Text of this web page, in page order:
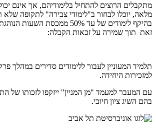
מתקבלים הרוצים להתחיל בלימודיהם, אך אינם
מלאה, יוכלו לבחור ב"לימודי צבירה" לתקופה
בהיקף לימודים של עד 50% ממכסת
זאת תוך שמירה על זכאות הקבלה:
תלמיד המעוניין לעבור ללימודים סדירים במהלך
למזכירות היחידה.
עם המעבר למעמד "מן המניין" ייזקפו לזכותו של
בהם השיג ציון חיובי.